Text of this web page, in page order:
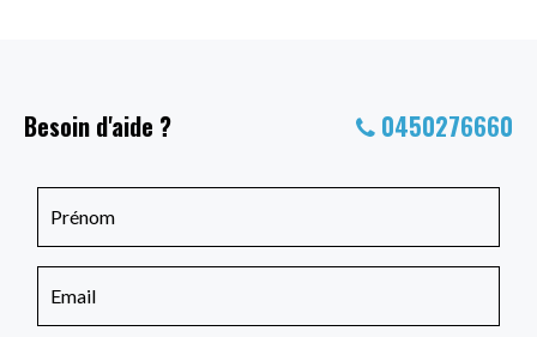
Besoin d'aide ? 0450276660